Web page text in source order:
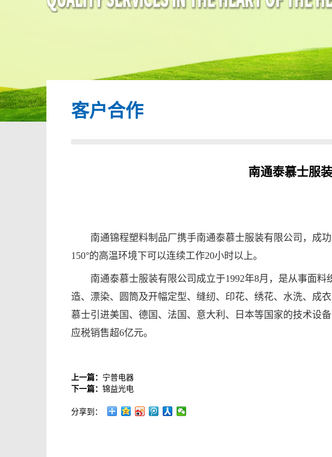
客户合作
南通泰慕士服
南通锦程塑料制品厂携手南通泰慕士服装有限公司，成
150°的高温环境下可以连续工作20小时以上。
南通泰慕士服装有限公司成立于1992年8月，是从事面
造、漂染、圆筒及开幅定型、缝纫、印花、绣花、水洗、成
慕士引进美国、德国、法国、意大利、日本等国家的技术设
应税销售超6亿元。
上一篇： 宁普电器
下一篇： 锦益光电
分享到：